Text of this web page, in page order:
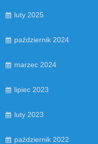
luty 2025
październik 2024
marzec 2024
lipiec 2023
luty 2023
październik 2022